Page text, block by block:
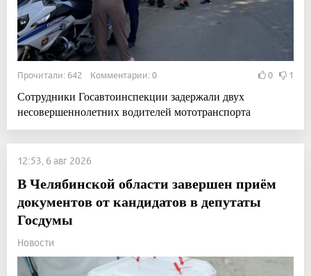
Прочитали: 642 Комментарии: 0 0 1
Сотрудники Госавтоинспекции задержали двух
несовершеннолетних водителей мототранспорта
12:53, 6 авг 2026
В Челябинской области завершен приём
документов от кандидатов в депутаты
Госдумы
Новости